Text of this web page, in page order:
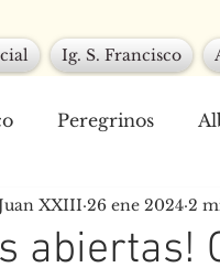
Ig. S. Francisco
Peregrinos
Tiempo Libre
abiertas!
XXIII 26 ene 2024 2